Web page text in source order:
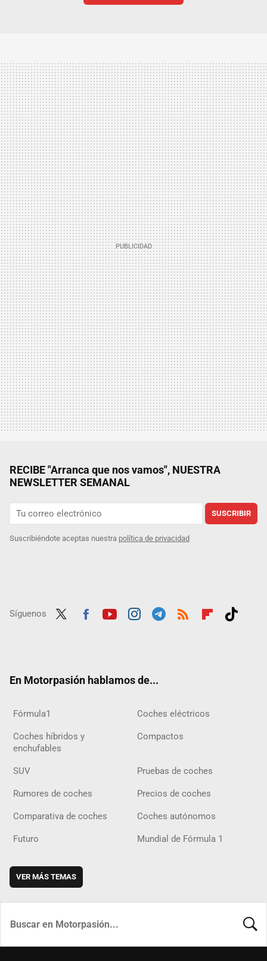
RECIBE "Arranca que nos vamos", NUESTRA
NEWSLETTER SEMANAL
SUSCRIBIR
Suscribiéndote aceptas nuestra política de privacidad
Síguenos
En Motorpasión hablamos de...
Fórmula1 Coches eléctricos
Coches híbridos y
enchufables
Compactos
SUV Pruebas de coches
Rumores de coches Precios de coches
Comparativa de coches Coches autónomos
Futuro Mundial de Fórmula 1
VER MÁS TEMAS